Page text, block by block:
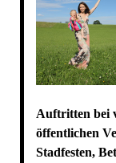
Auftritten bei
öffentlichen
Stadfesten,